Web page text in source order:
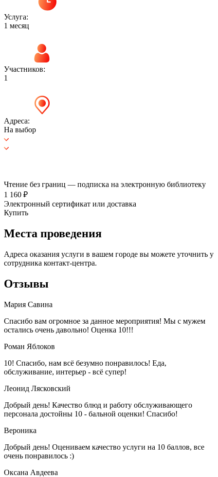
Услуга:
1 месяц
Участников:
1
Адреса:
На выбор
Чтение без границ — подписка на электронную библиотеку
1 160 ₽
Электронный сертификат или доставка
Купить
Места проведения
Адреса оказания услуги в вашем городе вы можете уточнить у
сотрудника контакт-центра.
Отзывы
Мария Савина
Спасибо вам огромное за данное мероприятия! Мы с мужем
остались очень давольно! Оценка 10!!!
Роман Яблоков
10! Спасибо, нам всё безумно понравилось! Еда,
обслуживание, интерьер - всё супер!
Леонид Лясковский
Добрый день! Качество блюд и работу обслуживающего
персонала достойны 10 - бальной оценки! Спасибо!
Вероника
Добрый день! Оцениваем качество услуги на 10 баллов, все
очень понравилось :)
Оксана Авдеева